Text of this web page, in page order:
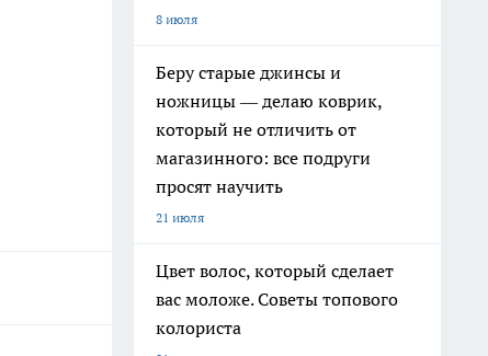
8 июля
Беру старые джинсы и
ножницы — делаю коврик,
который не отличить от
магазинного: все подруги
просят научить
21 июля
Цвет волос, который сделает
вас моложе. Советы топового
колориста